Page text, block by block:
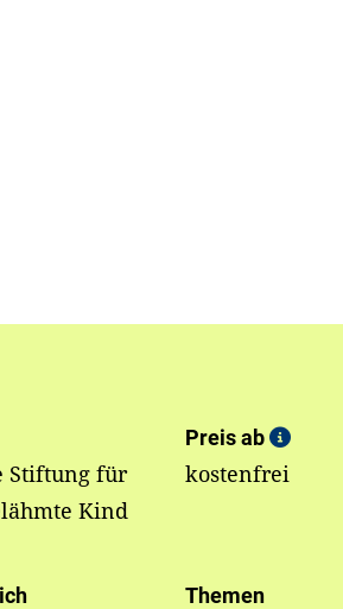
Stiftung für
Kind
Preis ab
kostenfrei
Themen